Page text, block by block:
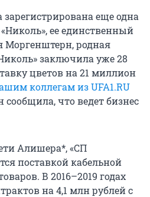
зарегистрирована еще одна
ее единственный
Моргенштерн, родная
заключила уже 28
цветов на 21 миллион
коллегам из UFA1.RU
что ведет бизнес
Алишера*, «СП
поставкой кабельной
В 2016–2019 годах
на 4,1 млн рублей с